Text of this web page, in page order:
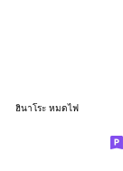
ฮินาโระ หมดไฟ